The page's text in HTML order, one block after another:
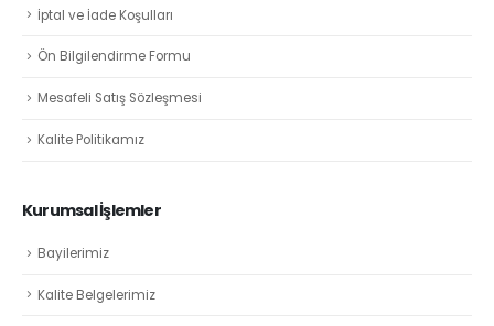
İptal ve İade Koşulları
Ön Bilgilendirme Formu
Mesafeli Satış Sözleşmesi
Kalite Politikamız
Kurumsal İşlemler
Bayilerimiz
Kalite Belgelerimiz